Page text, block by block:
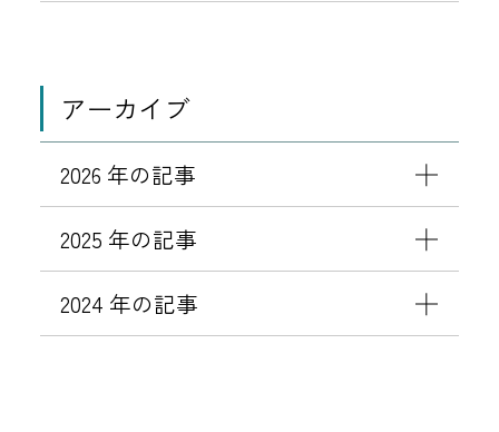
アーカイブ
2026 年の記事
2025 年の記事
2024 年の記事